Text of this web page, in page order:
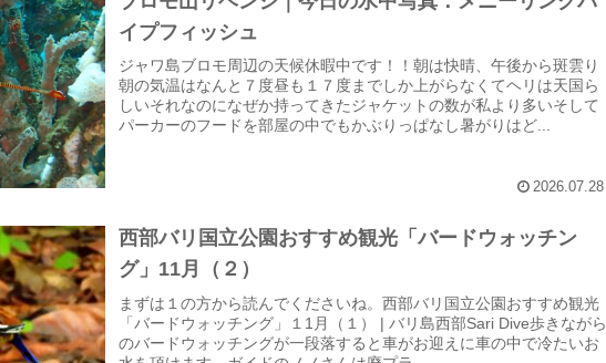
イプフィッシュ
ジャワ島ブロモ周辺の天候休暇中です！！朝は快晴、午後から斑雲り
朝の気温はなんと７度昼も１７度までしか上がらなくてヘリは天国ら
しいそれなのになぜか持ってきたジャケットの数が私より多いそして
パーカーのフードを部屋の中でもかぶりっぱなし暑がりはど...
2026.07.28
西部バリ国立公園おすすめ観光「バードウォッチン
グ」11月（２）
まずは１の方から読んでくださいね。西部バリ国立公園おすすめ観光
「バードウォッチング」１1月（１） | バリ島西部Sari Dive歩きながら
のバードウォッチングが一段落すると車がお迎えに車の中で冷たいお